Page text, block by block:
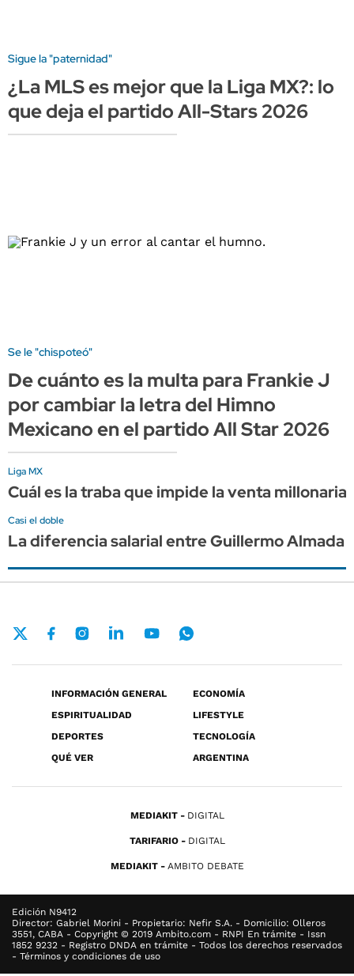
Sigue la "paternidad"
¿La MLS es mejor que la Liga MX?: lo
que deja el partido All-Stars 2026
Se le "chispoteó"
De cuánto es la multa para Frankie J
por cambiar la letra del Himno
Mexicano en el partido All Star 2026
Liga MX
Cuál es la traba que impide la venta millonaria
Casi el doble
La diferencia salarial entre Guillermo Almada
INFORMACIÓN GENERAL
ECONOMÍA
ESPIRITUALIDAD
LIFESTYLE
DEPORTES
TECNOLOGÍA
QUÉ VER
ARGENTINA
MEDIAKIT DIGITAL
TARIFARIO DIGITAL
MEDIAKIT AMBITO DEBATE
Edición N9412
Director: Gabriel Morini - Propietario: Nefir S.A. - Domicilio: Olleros
3551, CABA - Copyright © 2019 Ambito.com - RNPI En trámite - Issn
1852 9232 - Registro DNDA en trámite - Todos los derechos reservados
- Términos y condiciones de uso